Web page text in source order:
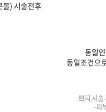
동일
동일조건으
-쁘띠 시술
-피